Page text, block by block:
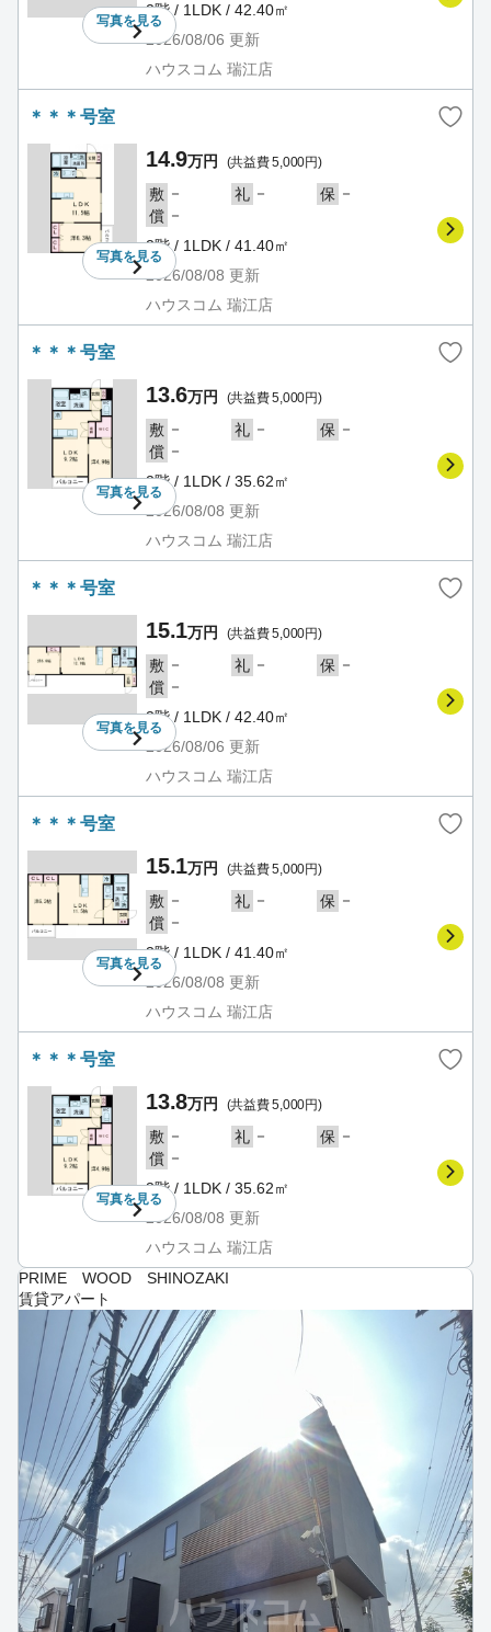
写真を見る
2階 / 1LDK / 42.40㎡
2026/08/06 更新
ハウスコム 瑞江店
＊＊＊号室
写真を見る
14.9万円 (共益費 5,000円)
敷 － 礼 － 保 －
償 －
2階 / 1LDK / 41.40㎡
2026/08/08 更新
ハウスコム 瑞江店
＊＊＊号室
写真を見る
13.6万円 (共益費 5,000円)
敷 － 礼 － 保 －
償 －
2階 / 1LDK / 35.62㎡
2026/08/08 更新
ハウスコム 瑞江店
＊＊＊号室
写真を見る
15.1万円 (共益費 5,000円)
敷 － 礼 － 保 －
償 －
3階 / 1LDK / 42.40㎡
2026/08/06 更新
ハウスコム 瑞江店
＊＊＊号室
写真を見る
15.1万円 (共益費 5,000円)
敷 － 礼 － 保 －
償 －
3階 / 1LDK / 41.40㎡
2026/08/08 更新
ハウスコム 瑞江店
＊＊＊号室
写真を見る
13.8万円 (共益費 5,000円)
敷 － 礼 － 保 －
償 －
3階 / 1LDK / 35.62㎡
2026/08/08 更新
ハウスコム 瑞江店
PRIME WOOD SHINOZAKI
賃貸アパート